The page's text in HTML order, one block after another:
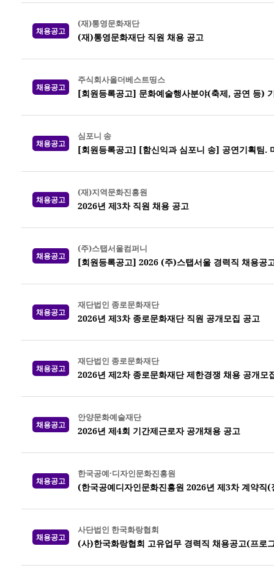
채용공고
(재)통영문화재단
(재)통영문화재단 직원 채용 공고
채용공고
주식회사올더베스트띵스
[회원등록공고] 문화예술행사분야(축제, 공연 등)
채용공고
심포니 송
[회원등록공고] [함신익과 심포니 송] 공연기획팀.
채용공고
(재)지역문화진흥원
2026년 제3차 직원 채용 공고
채용공고
(주)스탭서울컴퍼니
[회원등록공고] 2026 (주)스탭서울 경력직 채용공
채용공고
재단법인 종로문화재단
2026년 제3차 종로문화재단 직원 공개모집 공고
채용공고
재단법인 종로문화재단
2026년 제2차 종로문화재단 제한경쟁 채용 공개모
채용공고
안양문화예술재단
2026년 제4회 기간제근로자 공개채용 공고
채용공고
한국공예·디자인문화진흥원
(한국공예디자인문화진흥원 2026년 제3차 계약직
채용공고
사단법인 한국화랑협회
(사)한국화랑협회 고유업무 경력직 채용공고(프로